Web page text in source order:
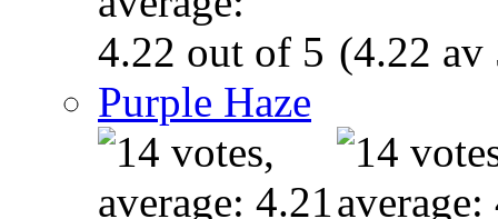
(4.22 av
Purple Haze